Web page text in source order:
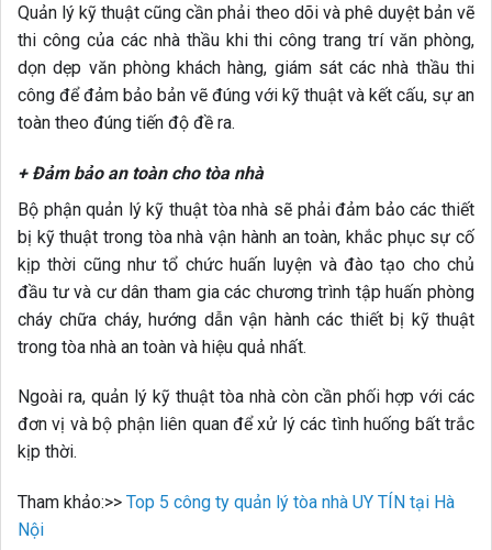
Quản lý kỹ thuật cũng cần phải theo dõi và phê duyệt bản vẽ
thi công của các nhà thầu khi thi công trang trí văn phòng,
dọn dẹp văn phòng khách hàng, giám sát các nhà thầu thi
công để đảm bảo bản vẽ đúng với kỹ thuật và kết cấu, sự an
toàn theo đúng tiến độ đề ra.
+ Đảm bảo an toàn cho tòa nhà
Bộ phận quản lý kỹ thuật tòa nhà sẽ phải đảm bảo các thiết
bị kỹ thuật trong tòa nhà vận hành an toàn, khắc phục sự cố
kịp thời cũng như tổ chức huấn luyện và đào tạo cho chủ
đầu tư và cư dân tham gia các chương trình tập huấn phòng
cháy chữa cháy, hướng dẫn vận hành các thiết bị kỹ thuật
trong tòa nhà an toàn và hiệu quả nhất.
Ngoài ra, quản lý kỹ thuật tòa nhà còn cần phối hợp với các
đơn vị và bộ phận liên quan để xử lý các tình huống bất trắc
kịp thời.
Tham khảo:>> Top 5 công ty quản lý tòa nhà UY TÍN tại Hà
Nội